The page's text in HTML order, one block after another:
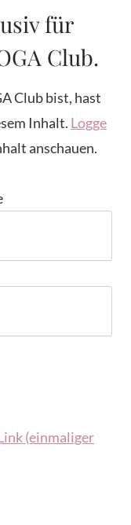
für
Club.
Club bist, hast
Inhalt. Logge
anschauen.
(einmaliger